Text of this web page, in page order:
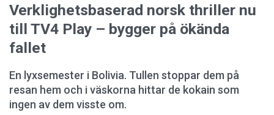
Verklighetsbaserad norsk thriller nu
till TV4 Play – bygger på ökända
fallet
En lyxsemester i Bolivia. Tullen stoppar dem på
resan hem och i väskorna hittar de kokain som
ingen av dem visste om.